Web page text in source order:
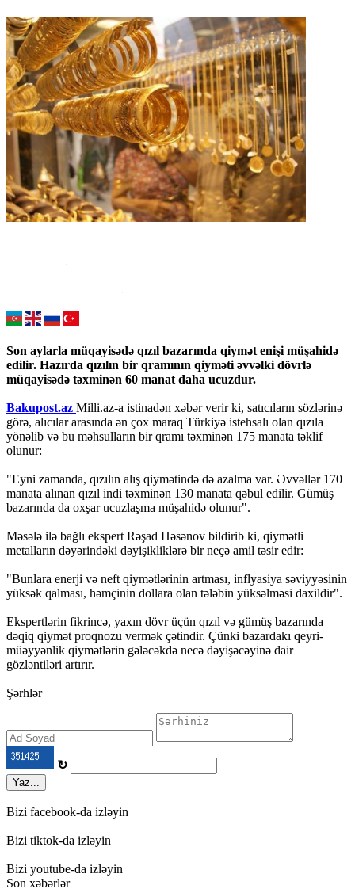
Son aylarla müqayisədə qızıl bazarında qiymət enişi müşahidə
edilir. Hazırda qızılın bir qramının qiyməti əvvəlki dövrlə
müqayisədə təxminən 60 manat daha ucuzdur.
Bakupost.az Milli.az-a istinadən xəbər verir ki, satıcıların sözlərinə
görə, alıcılar arasında ən çox maraq Türkiyə istehsalı olan qızıla
yönəlib və bu məhsulların bir qramı təxminən 175 manata təklif
olunur:
"Eyni zamanda, qızılın alış qiymətində də azalma var. Əvvəllər 170
manata alınan qızıl indi təxminən 130 manata qəbul edilir. Gümüş
bazarında da oxşar ucuzlaşma müşahidə olunur".
Məsələ ilə bağlı ekspert Rəşad Həsənov bildirib ki, qiymətli
metalların dəyərindəki dəyişikliklərə bir neçə amil təsir edir:
"Bunlara enerji və neft qiymətlərinin artması, inflyasiya səviyyəsinin
yüksək qalması, həmçinin dollara olan tələbin yüksəlməsi daxildir".
Ekspertlərin fikrincə, yaxın dövr üçün qızıl və gümüş bazarında
dəqiq qiymət proqnozu vermək çətindir. Çünki bazardakı qeyri-
müəyyənlik qiymətlərin gələcəkdə necə dəyişəcəyinə dair
gözləntiləri artırır.
Şərhlər
↻
Yaz...
Bizi facebook-da izləyin
Bizi tiktok-da izləyin
Bizi youtube-da izləyin
Son xəbərlər